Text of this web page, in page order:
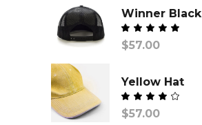
Winner Black
$57.00
Yellow Hat
$57.00